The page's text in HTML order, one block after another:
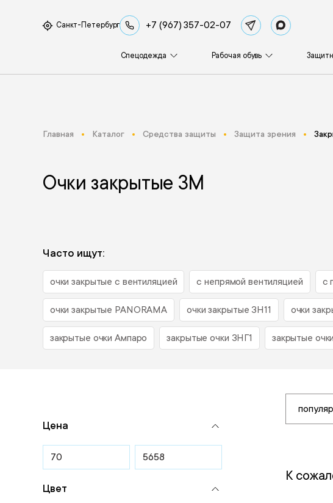
Санкт-Петербург +7 (967) 357-02-07
Спецодежда Рабочая обувь
Главная Каталог Средства защиты Защита зрения
Очки закрытые 3М
Часто ищут:
очки закрытые с вентиляцией с непрямой вентиляцией с
очки закрытые PANORAMA очки закрытые ЗН11 очки
закрытые очки Ампаро закрытые очки ЗНГ1 закрытые
Цена
Цвет
К